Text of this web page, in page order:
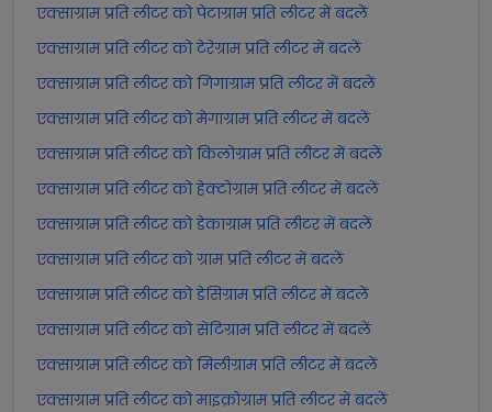
एक्साग्राम प्रति लीटर को पेटाग्राम प्रति लीटर में बदलें
एक्साग्राम प्रति लीटर को टेरेग्राम प्रति लीटर में बदलें
एक्साग्राम प्रति लीटर को गिगाग्राम प्रति लीटर में बदलें
एक्साग्राम प्रति लीटर को मेगाग्राम प्रति लीटर में बदलें
एक्साग्राम प्रति लीटर को किलोग्राम प्रति लीटर में बदलें
एक्साग्राम प्रति लीटर को हेक्टोग्राम प्रति लीटर में बदलें
एक्साग्राम प्रति लीटर को डेकाग्राम प्रति लीटर में बदलें
एक्साग्राम प्रति लीटर को ग्राम प्रति लीटर में बदलें
एक्साग्राम प्रति लीटर को डेसिग्राम प्रति लीटर में बदलें
एक्साग्राम प्रति लीटर को सेंटिग्राम प्रति लीटर में बदलें
एक्साग्राम प्रति लीटर को मिलीग्राम प्रति लीटर में बदलें
एक्साग्राम प्रति लीटर को माइक्रोग्राम प्रति लीटर में बदलें